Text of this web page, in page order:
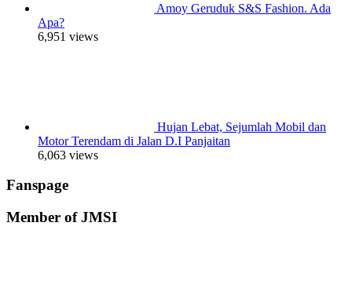
Amoy Geruduk S&S Fashion. Ada
Apa?
6,951 views
Hujan Lebat, Sejumlah Mobil dan
Motor Terendam di Jalan D.I Panjaitan
6,063 views
Fanspage
Member of JMSI